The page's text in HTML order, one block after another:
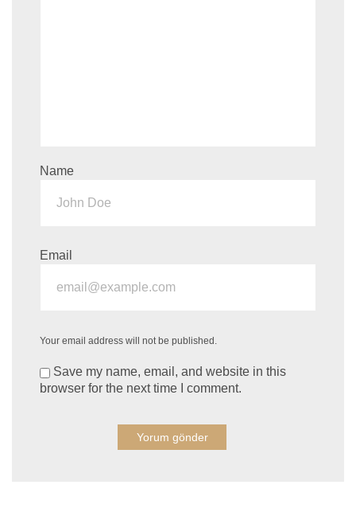
Name
Email
Your email address will not be published.
Save my name, email, and website in this
browser for the next time I comment.